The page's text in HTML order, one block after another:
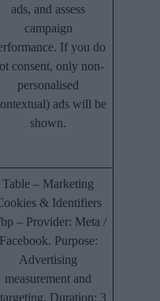
ads, and assess
campaign
If you do
consent, only non-
personalised
ads will be
shown.
Table – Marketing
& Identifiers
– Provider: Meta /
Facebook. Purpose:
Advertising
measurement and
Duration: 3